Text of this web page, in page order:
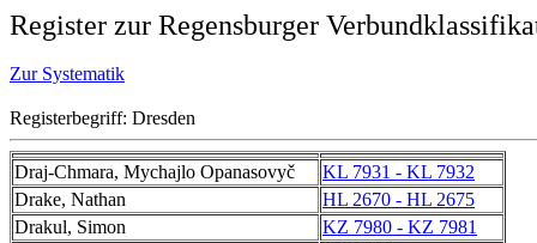
Register zur Regensburger
Zur Systematik
Registerbegriff: Dresden
Draj-Chmara, Mychajlo Opanasovyč
KL 7931 - KL 7932
Drake, Nathan
HL 2670 - HL 2675
Drakul, Simon
KZ 7980 - KZ 7981